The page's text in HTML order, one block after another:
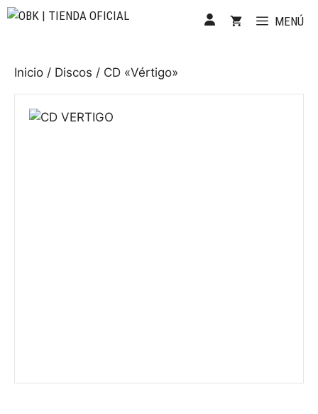
Saltar
MENÚ
Inicio / Discos / CD «Vértigo»